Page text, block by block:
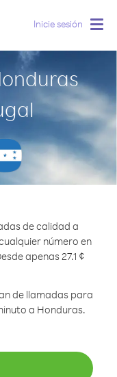
Inicie sesión
de calidad a
número en
apenas 27.1 ¢
de llamadas para
a Honduras.